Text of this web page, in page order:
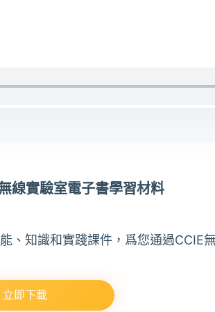
線實驗室電子書學習材料
、知識和實踐課件，爲您通過CCIE
立即下載